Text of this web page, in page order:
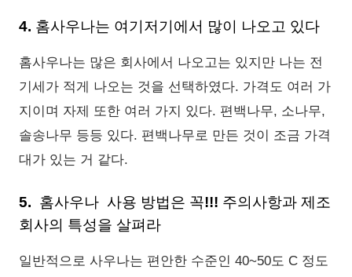
4. 홈사우나는 여기저기에서 많이 나오고 있다
홈사우나는 많은 회사에서 나오고는 있지만 나는 전
기세가 적게 나오는 것을 선택하였다. 가격도 여러 가
지이며 자제 또한 여러 가지 있다. 편백나무, 소나무,
솔송나무 등등 있다. 편백나무로 만든 것이 조금 가격
대가 있는 거 같다.
5. 홈사우나 사용 방법은 꼭!!! 주의사항과 제조
회사의 특성을 살펴라
일반적으로 사우나는 편안한 수준인 40~50도 C 정도